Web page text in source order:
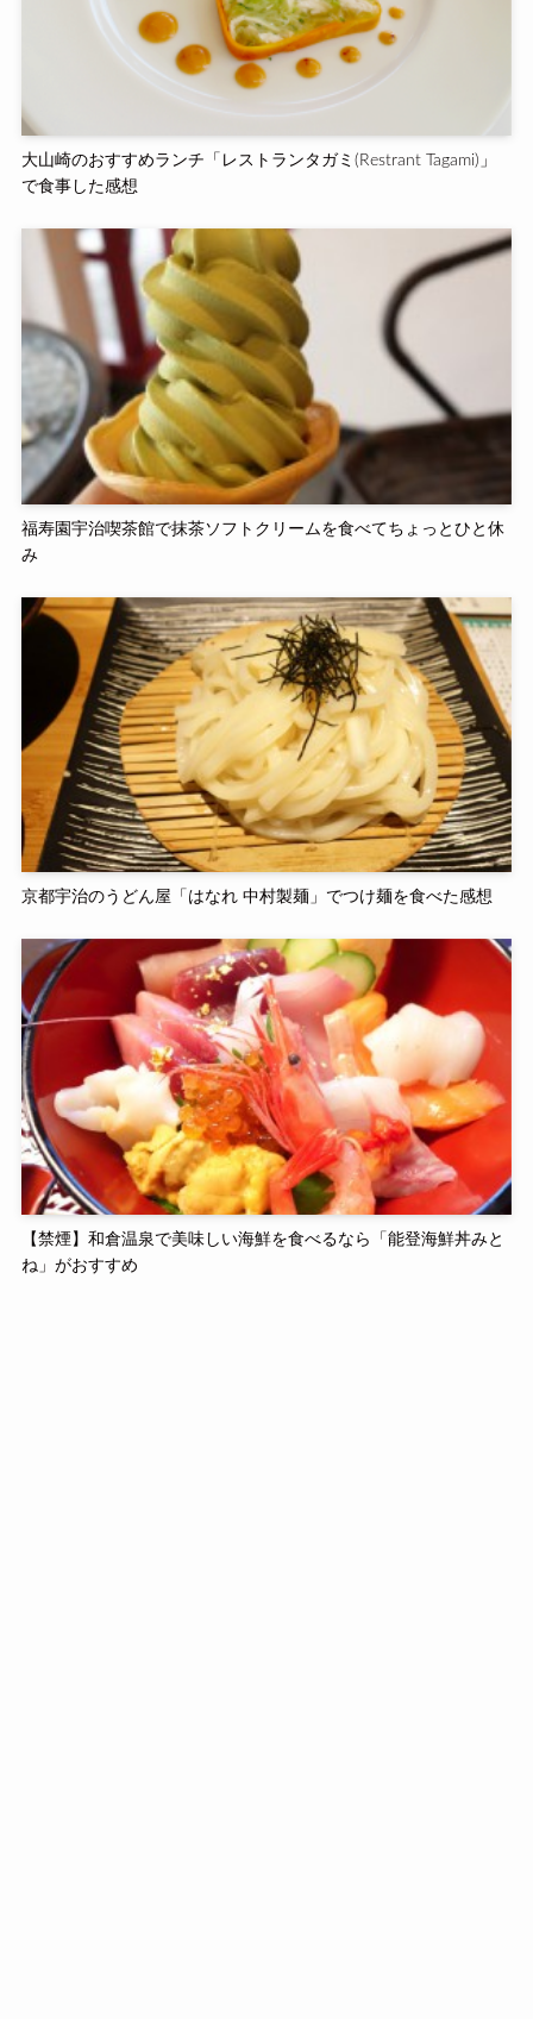
大山崎のおすすめランチ「レストランタガミ(Restrant Tagami)」
で食事した感想
福寿園宇治喫茶館で抹茶ソフトクリームを食べてちょっとひと休
み
京都宇治のうどん屋「はなれ 中村製麺」でつけ麺を食べた感想
【禁煙】和倉温泉で美味しい海鮮を食べるなら「能登海鮮丼みと
ね」がおすすめ